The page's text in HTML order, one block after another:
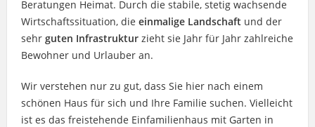
Beratungen Heimat. Durch die stabile, stetig wachsende
Wirtschaftssituation, die einmalige Landschaft und der
sehr guten Infrastrukturzieht sie Jahr für Jahr zahlreiche
Bewohner und Urlauber an.
Wir verstehen nur zu gut, dass Sie hier nach einem
schönen Haus für sich und Ihre Familie suchen. Vielleicht
ist es das freistehende Einfamilienhaus mit Garten in